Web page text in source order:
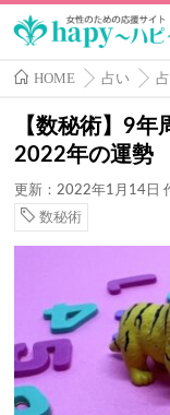
HOME 占い
【数秘術】9
2022年の運勢
更新：2022年1月14日
数秘術